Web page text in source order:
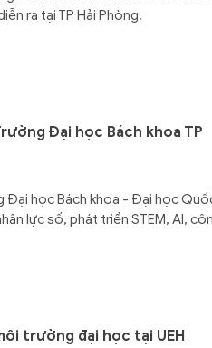
ra tại TP Hải Phòng.
Đại học Bách khoa TP
Đại học Bách khoa - Đại học
lực số, phát triển STEM, AI,
trường đại học tại UEH